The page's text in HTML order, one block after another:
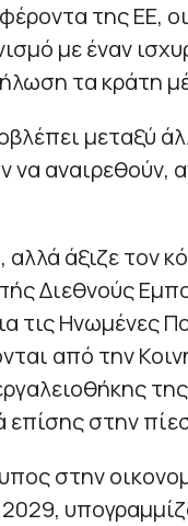
της ΕΕ,
με έναν
τα κράτη
μεταξύ
αναιρεθούν,
αλλά άξιζε τον
Διεθνούς
τις Ηνωμένες
από την
στην
στην
2029,